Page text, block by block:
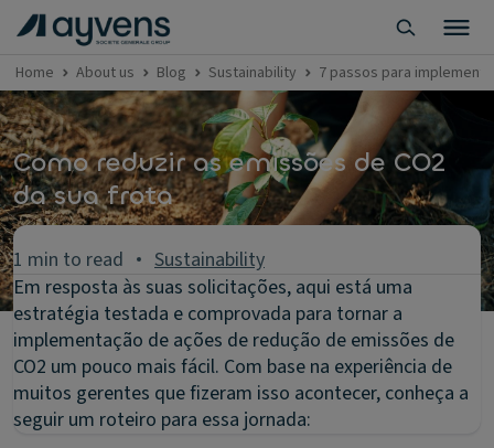
Home About us Blog Sustainability 7 passos para
Como reduzir as emissões de CO2
da sua frota
1 min to read
Sustainability
Em resposta às suas solicitações, aqui está uma
estratégia testada e comprovada para tornar a
implementação de ações de redução de emissões de
CO2 um pouco mais fácil. Com base na experiência de
muitos gerentes que fizeram isso acontecer, conheça a
seguir um roteiro para essa jornada: